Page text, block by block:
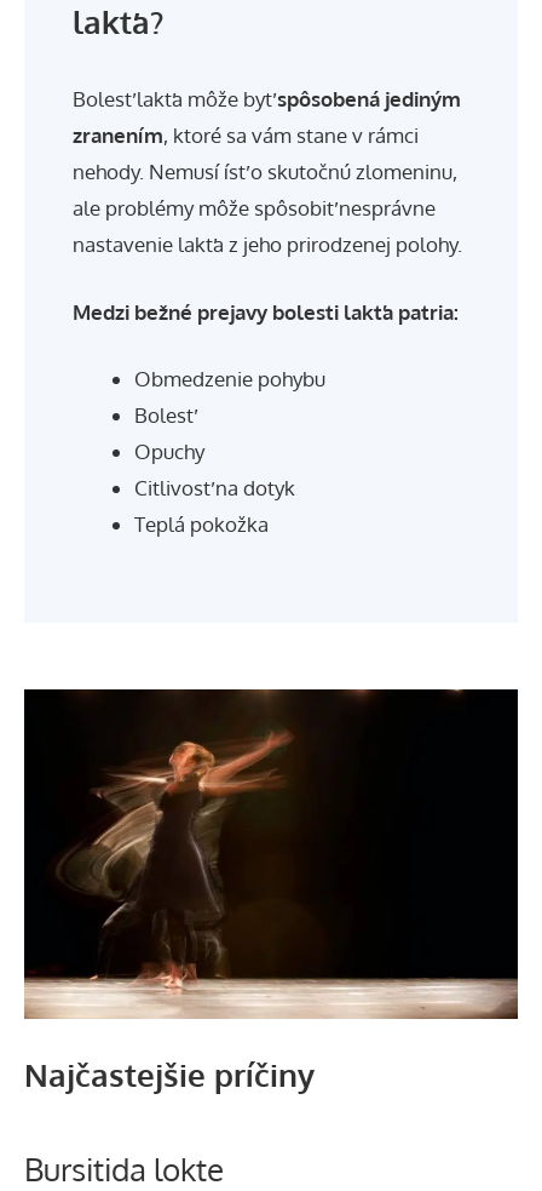
lakťa?
Bolesť lakťa môže byťspôsobená jediným
zranením, ktoré sa vám stane v rámci
nehody. Nemusí ísť o skutočnú zlomeninu,
ale problémy môže spôsobiť nesprávne
nastavenie lakťa z jeho prirodzenej polohy.
Medzi bežné prejavy bolesti lakťa patria:
Obmedzenie pohybu
Bolesť
Opuchy
Citlivosť na dotyk
Teplá pokožka
Najčastejšie príčiny
Bursitida lokte